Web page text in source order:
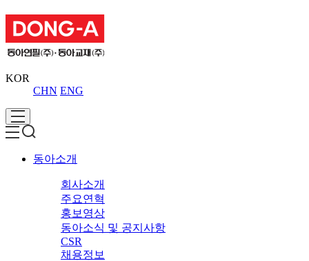
KOR
CHN ENG
동아소개
회사소개
주요연혁
홍보영상
동아소식 및 공지사항
CSR
채용정보